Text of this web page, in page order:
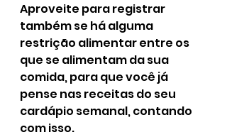
Aproveite para registrar
também se há alguma
restrição alimentar entre os
que se alimentam da sua
comida, para que você já
pense nas receitas do seu
cardápio semanal, contando
com isso.